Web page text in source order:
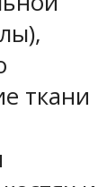
ткани